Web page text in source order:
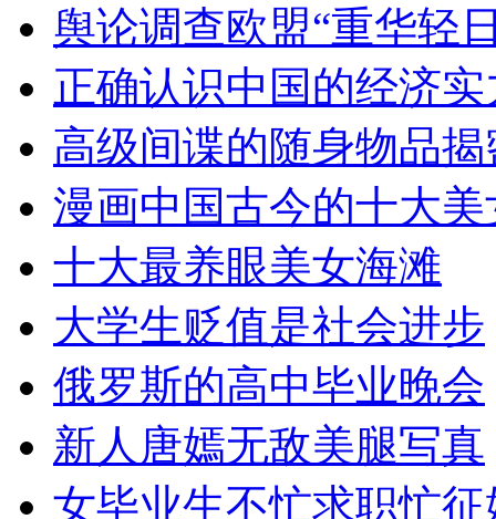
舆论调查欧盟“重华轻
正确认识中国的经济实
高级间谍的随身物品揭
漫画中国古今的十大美
十大最养眼美女海滩
大学生贬值是社会进步
俄罗斯的高中毕业晚会
新人唐嫣无敌美腿写真
女毕业生不忙求职忙征